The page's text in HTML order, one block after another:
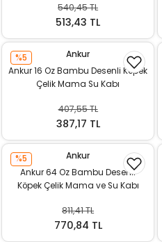
540,45 TL
513,43 TL
%5
Ankur
Ankur 16 Oz Bambu Desenli Köpek
Çelik Mama Su Kabı
407,55 TL
387,17 TL
%5
Ankur
Ankur 64 Oz Bambu Desenli
Köpek Çelik Mama ve Su Kabı
811,41 TL
770,84 TL